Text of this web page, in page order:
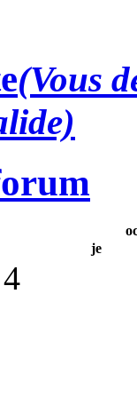
(Vous
je
4